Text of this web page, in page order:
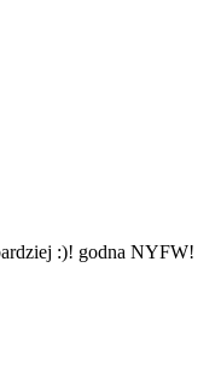
:)! godna NYFW!